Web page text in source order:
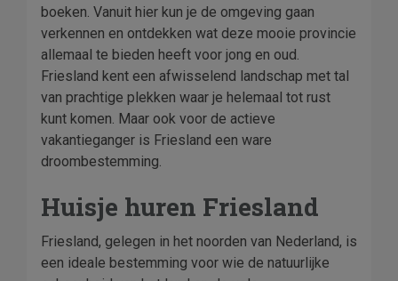
boeken. Vanuit hier kun je de omgeving gaan
verkennen en ontdekken wat deze mooie provincie
allemaal te bieden heeft voor jong en oud.
Friesland kent een afwisselend landschap met tal
van prachtige plekken waar je helemaal tot rust
kunt komen. Maar ook voor de actieve
vakantieganger is Friesland een ware
droombestemming.
Huisje huren Friesland
Friesland, gelegen in het noorden van Nederland, is
een ideale bestemming voor wie de natuurlijke